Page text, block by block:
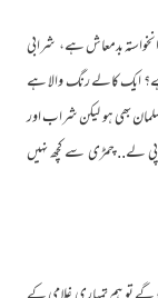
بدمعاش ہے، شرابی
ایک کالے رنگ والا ہے
بھی ہو لیکن شراب اور
پی لے.. چمڑی سے کچھ نہیں